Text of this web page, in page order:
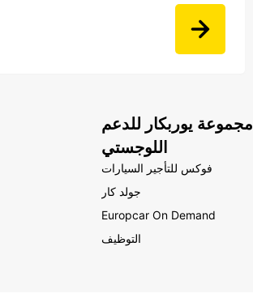
مجموعة يوربكار للدعم
اللوجستي
فوكس للتأجير السيارات
جولد كار
Europcar On Demand
التوظيف